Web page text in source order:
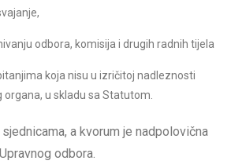
odbora, komisija i drugih radnih tijela
koja nisu u izričitoj nadleznosti
u skladu sa Statutom.
a kvorum je nadpolovična
odbora.